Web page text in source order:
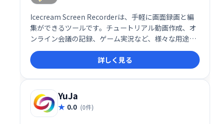
Icecream Screen Recorderは、手軽に画面録画と編
集ができるツールです。チュートリアル動画作成、オ
ンライン会議の記録、ゲーム実況など、様々な用途に
活用できます。ウェブカメラ映像の同時録画や音声追
加、音声のみの録音にも対応。シンプルで直感的な操
作性で、高品質な動画制作をサポートします。企業で
の活用にも最適です。
詳しく見る
YuJa
0.0 (0件)